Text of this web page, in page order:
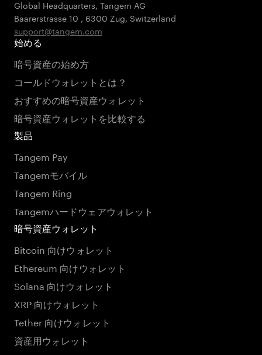
Global Headquarters, Tangem AG
Baarerstrasse 10 , 6300 Zug, Switzerland
support@tangem.com
始める
暗号資産の始め方
コールドウォレットとは？
おすすめの暗号資産ウォレット
暗号資産ウォレットを比較する
製品
Tangem Pay
Tangemモバイル
Tangem Ring
Tangemハードウェアウォレット
暗号資産ウォレット
Bitcoin 向けウォレット
Ethereum 向けウォレット
Solana 向けウォレット
XRP 向けウォレット
Tether 向けウォレット
資産用ウォレット